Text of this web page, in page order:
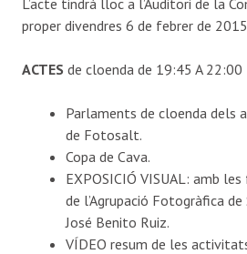
proper divendres 6 de febrer de
ACTES de cloenda de 19:45 A 22:00
Parlaments de cloenda dels
de Fotosalt.
Copa de Cava.
EXPOSICIÓ VISUAL: amb
de l’Agrupació Fotogràfica
José Benito Ruiz.
VÍDEO resum de les